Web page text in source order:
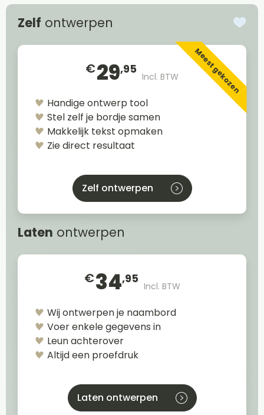
Zelf ontwerpen
€29,95
Incl. BTW Meest gekozen
Handige ontwerp tool
Stel zelf je bordje samen
Makkelijk tekst opmaken
Zie direct resultaat
Zelf ontwerpen
Laten ontwerpen
€34,95
Incl. BTW
Wij ontwerpen je naambord
Voer enkele gegevens in
Leun achterover
Altijd een proefdruk
Laten ontwerpen